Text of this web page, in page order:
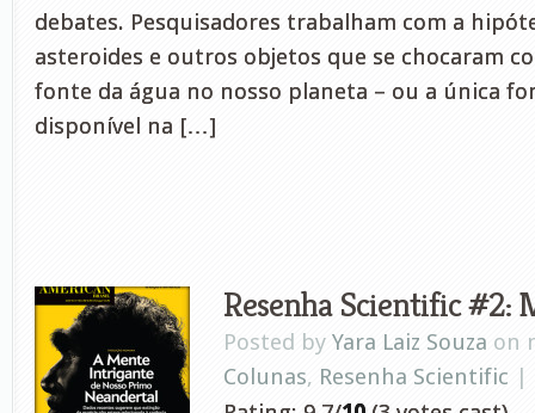
debates. Pesquisadores trabalham com a
asteroides e outros objetos que se chocaram
fonte da água no nosso planeta – ou a única
disponível na […]
Resenha Scientific #2:
Posted by Yara Laiz Souza on
Colunas, Resenha Scientific |